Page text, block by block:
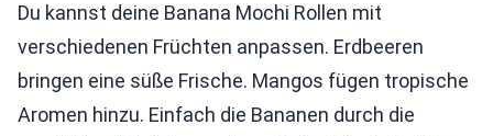
Du kannst deine Banana Mochi Rollen mit
verschiedenen Früchten anpassen. Erdbeeren
bringen eine süße Frische. Mangos fügen tropische
Aromen hinzu. Einfach die Bananen durch die